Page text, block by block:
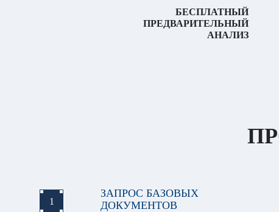
БЕСПЛАТНЫЙ
ПРЕДВАРИТЕЛЬНЫЙ
АНАЛИЗ
1
ЗАПРОС БАЗОВЫХ
ДОКУМЕНТОВ